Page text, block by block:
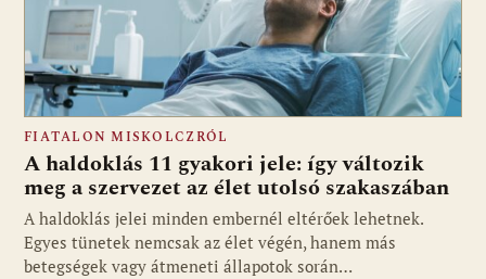
FIATALON MISKOLCZRÓL
A haldoklás 11 gyakori jele: így változik
meg a szervezet az élet utolsó szakaszában
A haldoklás jelei minden embernél eltérőek lehetnek.
Egyes tünetek nemcsak az élet végén, hanem más
betegségek vagy átmeneti állapotok során…